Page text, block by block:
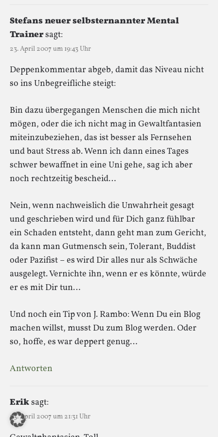
Stefans neuer selbsternannter Mental
Trainersagt:
23. April 2007 um 19:43 Uhr
Deppenkommentar abgeb, damit das Niveau nicht
so ins Unbegreifliche steigt:
Bin dazu übergegangen Menschen die mich nicht
mögen, oder die ich nicht mag in Gewaltfantasien
miteinzubeziehen, das ist besser als Fernsehen
und baut Stress ab. Wenn ich dann eines Tages
schwer bewaffnet in eine Uni gehe, sag ich aber
noch rechtzeitig bescheid…
Nein, wenn nachweislich die Unwahrheit gesagt
und geschrieben wird und für Dich ganz fühlbar
ein Schaden entsteht, dann geht man zum Gericht,
da kann man Gutmensch sein, Tolerant, Buddist
oder Pazifist – es wird Dir alles nur als Schwäche
ausgelegt. Vernichte ihn, wenn er es könnte, würde
er es mit Dir tun…
Und noch ein Tip von J. Rambo: Wenn Du ein Blog
machen willst, musst Du zum Blog werden. Oder
so, hoffe, es war deppert genug…
Antworten
Eriksagt:
23. April 2007 um 21:31 Uhr